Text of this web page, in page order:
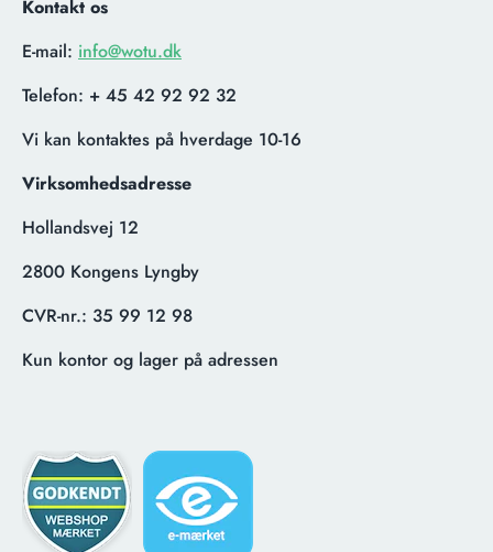
Kontakt os
E-mail: info@wotu.dk
Telefon: + 45 42 92 92 32
Vi kan kontaktes på hverdage 10-16
Virksomhedsadresse
Hollandsvej 12
2800 Kongens Lyngby
CVR-nr.: 35 99 12 98
Kun kontor og lager på adressen